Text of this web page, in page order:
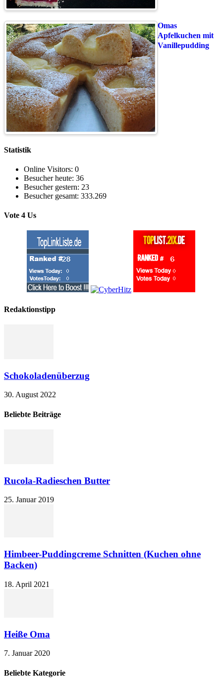
Omas
Apfelkuchen mit
Vanillepudding
Statistik
Online Visitors: 0
Besucher heute: 36
Besucher gestern: 23
Besucher gesamt: 333.269
Vote 4 Us
Redaktionstipp
Schokoladenüberzug
30. August 2022
Beliebte Beiträge
Rucola-Radieschen Butter
25. Januar 2019
Himbeer-Puddingcreme Schnitten (Kuchen ohne
Backen)
18. April 2021
Heiße Oma
7. Januar 2020
Beliebte Kategorie